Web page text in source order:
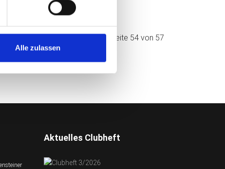
Alle zulassen
Seite 54 von 57
Aktuelles Clubheft